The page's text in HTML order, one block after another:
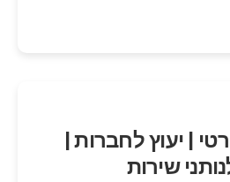
| יעוץ לחברות |
שירות